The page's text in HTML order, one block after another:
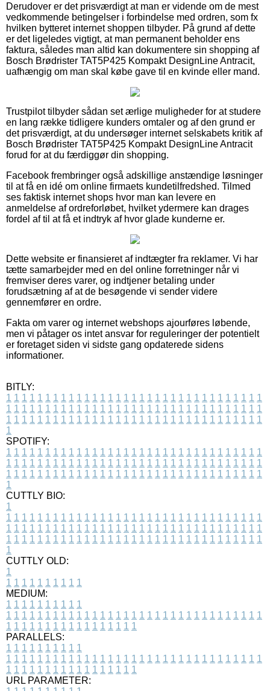
Derudover er det prisværdigt at man er vidende om de mest
vedkommende betingelser i forbindelse med ordren, som fx
hvilken bytteret internet shoppen tilbyder. På grund af dette
er det ligeledes vigtigt, at man permanent beholder ens
faktura, således man altid kan dokumentere sin shopping af
Bosch Brødrister TAT5P425 Kompakt DesignLine Antracit,
uafhængig om man skal købe gave til en kvinde eller mand.
Trustpilot tilbyder sådan set ærlige muligheder for at studere
en lang række tidligere kunders omtaler og af den grund er
det prisværdigt, at du undersøger internet selskabets kritik af
Bosch Brødrister TAT5P425 Kompakt DesignLine Antracit
forud for at du færdiggør din shopping.
Facebook frembringer også adskillige anstændige løsninger
til at få en idé om online firmaets kundetilfredshed. Tilmed
ses faktisk internet shops hvor man kan levere en
anmeldelse af ordreforløbet, hvilket ydermere kan drages
fordel af til at få et indtryk af hvor glade kunderne er.
Dette website er finansieret af indtægter fra reklamer. Vi har
tætte samarbejder med en del online forretninger når vi
fremviser deres varer, og indtjener betaling under
forudsætning af at de besøgende vi sender videre
gennemfører en ordre.
Fakta om varer og internet webshops ajourføres løbende,
men vi påtager os intet ansvar for reguleringer der potentielt
er foretaget siden vi sidste gang opdaterede sidens
informationer.
BITLY:
1 1 1 1 1 1 1 1 1 1 1 1 1 1 1 1 1 1 1 1 1 1 1 1 1 1 1 1 1 1 1 1 1
1 1 1 1 1 1 1 1 1 1 1 1 1 1 1 1 1 1 1 1 1 1 1 1 1 1 1 1 1 1 1 1 1
1 1 1 1 1 1 1 1 1 1 1 1 1 1 1 1 1 1 1 1 1 1 1 1 1 1 1 1 1 1 1 1 1
1
SPOTIFY:
1 1 1 1 1 1 1 1 1 1 1 1 1 1 1 1 1 1 1 1 1 1 1 1 1 1 1 1 1 1 1 1 1
1 1 1 1 1 1 1 1 1 1 1 1 1 1 1 1 1 1 1 1 1 1 1 1 1 1 1 1 1 1 1 1 1
1 1 1 1 1 1 1 1 1 1 1 1 1 1 1 1 1 1 1 1 1 1 1 1 1 1 1 1 1 1 1 1 1
1
CUTTLY BIO:
1
1 1 1 1 1 1 1 1 1 1 1 1 1 1 1 1 1 1 1 1 1 1 1 1 1 1 1 1 1 1 1 1 1
1 1 1 1 1 1 1 1 1 1 1 1 1 1 1 1 1 1 1 1 1 1 1 1 1 1 1 1 1 1 1 1 1
1 1 1 1 1 1 1 1 1 1 1 1 1 1 1 1 1 1 1 1 1 1 1 1 1 1 1 1 1 1 1 1 1
1
CUTTLY OLD:
1
1 1 1 1 1 1 1 1 1 1
MEDIUM:
1 1 1 1 1 1 1 1 1 1
1 1 1 1 1 1 1 1 1 1 1 1 1 1 1 1 1 1 1 1 1 1 1 1 1 1 1 1 1 1 1 1 1
1 1 1 1 1 1 1 1 1 1 1 1 1 1 1 1 1
PARALLELS:
1 1 1 1 1 1 1 1 1 1
1 1 1 1 1 1 1 1 1 1 1 1 1 1 1 1 1 1 1 1 1 1 1 1 1 1 1 1 1 1 1 1 1
1 1 1 1 1 1 1 1 1 1 1 1 1 1 1 1 1
URL PARAMETER: